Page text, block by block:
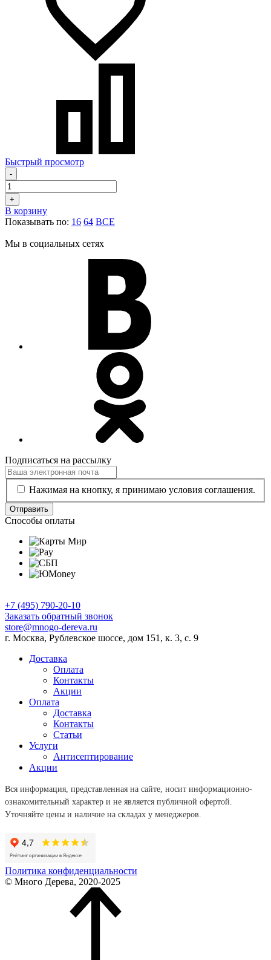
Быстрый просмотр
-
+
В корзину
Показывать по: 16 64 ВСЕ
Мы в социальных сетях
Подписаться на рассылку
Нажимая на кнопку, я принимаю условия соглашения.
Отправить
Способы оплаты
+7 (495) 790-20-10
Заказать обратный звонок
store@mnogo-dereva.ru
г. Москва, Рублевское шоссе, дом 151, к. 3, с. 9
Доставка
Оплата
Контакты
Акции
Оплата
Доставка
Контакты
Статьи
Услуги
Антисептирование
Акции
Вся информация, представленная на сайте, носит информационно-
ознакомительный характер и не является публичной офертой.
Уточняйте цены и наличие на складах у менеджеров.
Политика конфиденциальности
© Много Дерева, 2020-2025